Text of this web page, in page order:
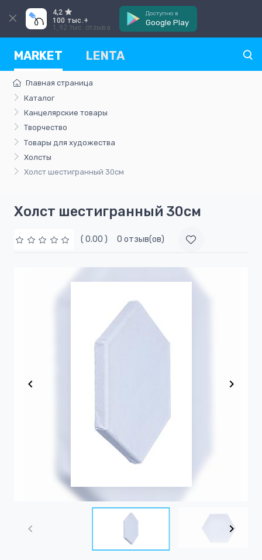
4,2
100 тыс.+
1,92 тыс. отзыва
Доступно в
Google Play
MARKET LENTA
Главная страница
Каталог
Канцелярские товары
Творчество
Товары для художества
Холсты
Холст шестигранный 30см
Холст шестигранный 30см
( 0.00 ) 0 отзыв(ов)